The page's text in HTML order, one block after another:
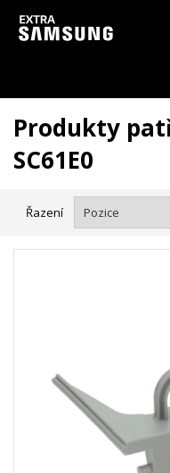
Vzhledem k aktuální situaci
zpozdit.
Produkty
SC61E0
Řazení